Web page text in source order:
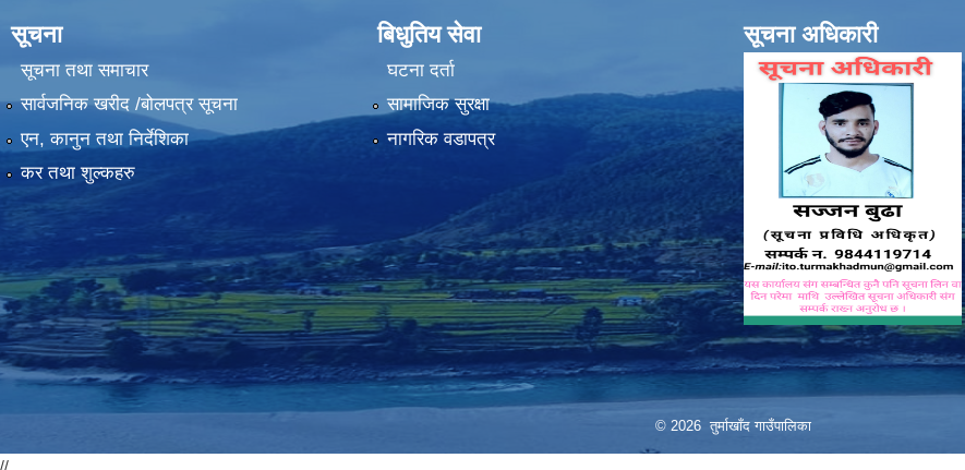
सूचना
सूचना तथा समाचार
सार्वजनिक खरीद /बोलपत्र सूचना
एन, कानुन तथा निर्देशिका
कर तथा शुल्कहरु
बिधुतिय सेवा
घटना दर्ता
सामाजिक सुरक्षा
नागरिक वडापत्र
सूचना अधिकारी
© 2026 तुर्माखाँद गाउँपालिका
//